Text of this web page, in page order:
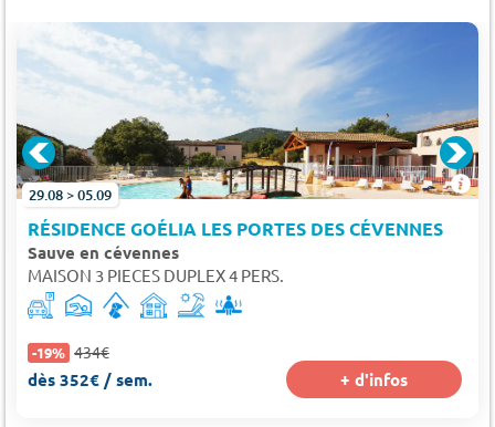
29.08 > 05.09
RÉSIDENCE GOÉLIA LES PORTES DES CÉVENNES
Sauve en cévennes
MAISON 3 PIECES DUPLEX 4 PERS.
-19% 434€
dès 352€ / sem. + d'infos